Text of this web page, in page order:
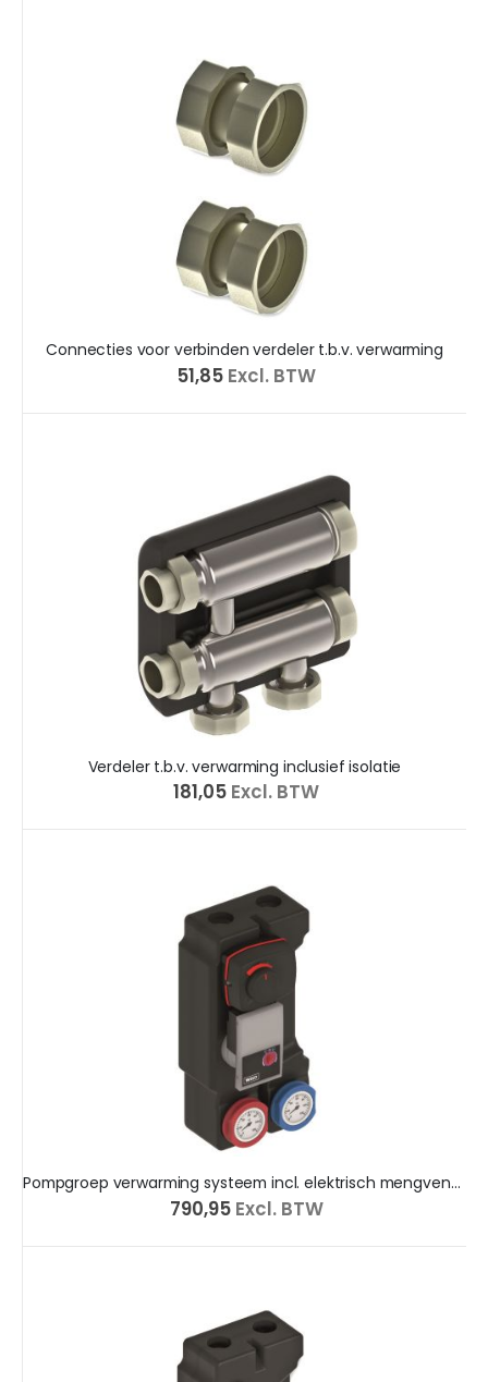
Connecties voor verbinden verdeler t.b.v. verwarming
€ 51,85 Excl. BTW
Verdeler t.b.v. verwarming inclusief isolatie
€ 181,05 Excl. BTW
Pompgroep verwarming systeem incl. elektrisch mengventiel
€ 790,95 Excl. BTW